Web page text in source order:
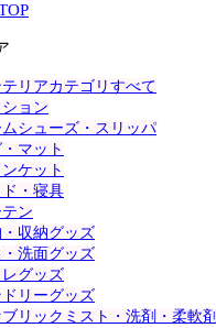
リアカテゴリすべて
ョン
ムシューズ・スリッパ
マット
ケット
・寝具
ン
・収納グッズ
洗面グッズ
レグッズ
ドリーグッズ
リックミスト・洗剤・柔軟剤